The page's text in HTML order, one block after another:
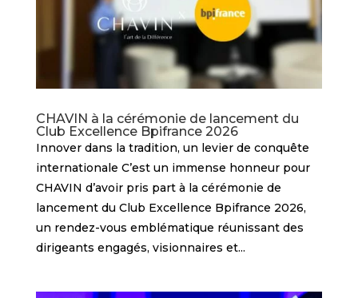
CHAVIN à la cérémonie de lancement du
Club Excellence Bpifrance 2026
Innover dans la tradition, un levier de conquête
internationale C’est un immense honneur pour
CHAVIN d’avoir pris part à la cérémonie de
lancement du Club Excellence Bpifrance 2026,
un rendez-vous emblématique réunissant des
dirigeants engagés, visionnaires et...